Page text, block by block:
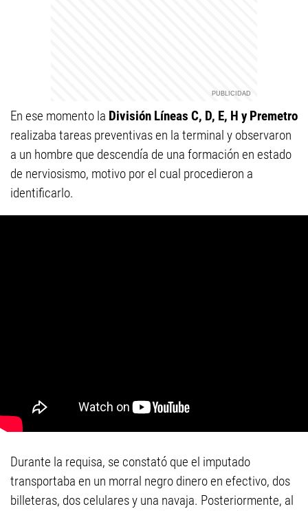
En ese momento la División Líneas C, D, E, H y Premetro
realizaba tareas preventivas en la terminal y observaron
a un hombre que descendía de una formación en estado
de nerviosismo, motivo por el cual procedieron a
identificarlo.
Durante la requisa, se constató que el imputado
transportaba en un morral negro dinero en efectivo, dos
billeteras, dos celulares y una navaja. Posteriormente, al